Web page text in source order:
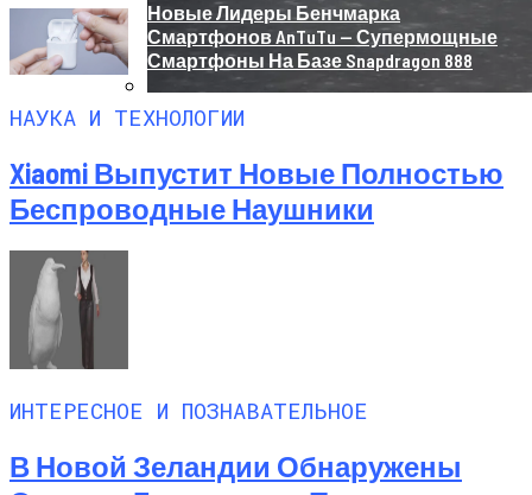
Китай Готовит Путешествие К Луне
Новые Лидеры Бенчмарка
Смартфонов AnTuTu — Супермощные
Смартфоны На Базе Snapdragon 888
НАУКА И ТЕХНОЛОГИИ
Xiaomi Выпустит Новые Полностью
Беспроводные Наушники
ИНТЕРЕСНОЕ И ПОЗНАВАТЕЛЬНОЕ
В Новой Зеландии Обнаружены